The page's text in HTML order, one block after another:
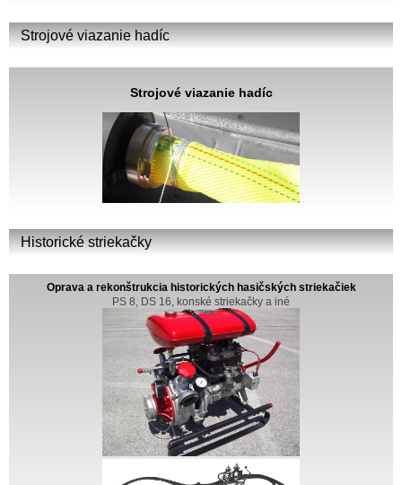
Strojové viazanie hadíc
Strojové viazanie hadíc
Historické striekačky
Oprava a rekonštrukcia historických hasičských striekačiek
PS 8, DS 16, konské striekačky a iné